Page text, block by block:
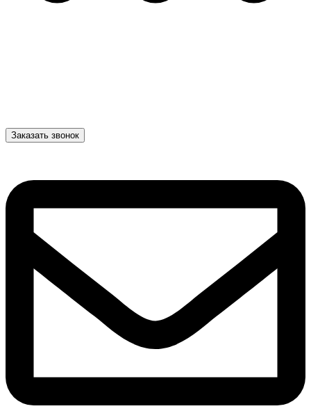
Заказать звонок